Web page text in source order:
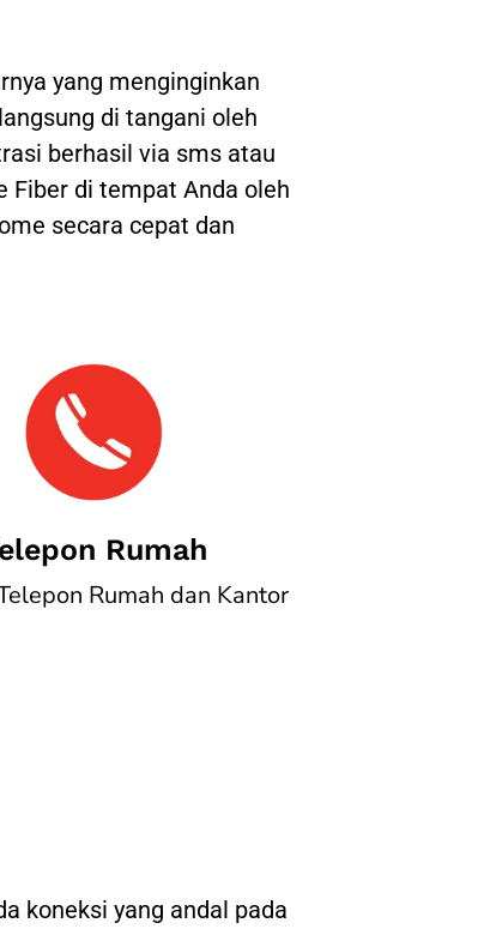
yang menginginkan
di tangani oleh
berhasil via sms atau
Fiber di tempat Anda oleh
secara cepat dan
Rumah
Rumah dan Kantor
koneksi yang andal pada